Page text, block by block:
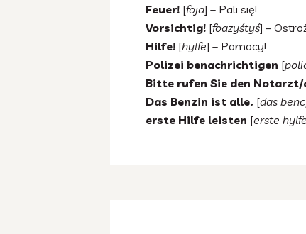
Feuer![foja] – Pali się!
Vorsichtig![foazyśtyś] –
Hilfe![hylfe] – Pomocy!
Polizei benachrichtigen [
Bitte rufen Sie den Notarzt/
Das Benzin ist alle. [das
erste Hilfe leisten [erste